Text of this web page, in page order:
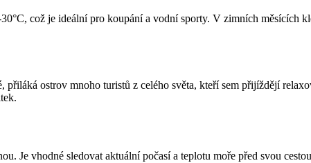
což je ideální pro koupání a vodní sporty. V zimních měsících
ostrov mnoho turistů z celého světa, kteří sem přijíždějí
Je vhodné sledovat aktuální počasí a teplotu moře před svou